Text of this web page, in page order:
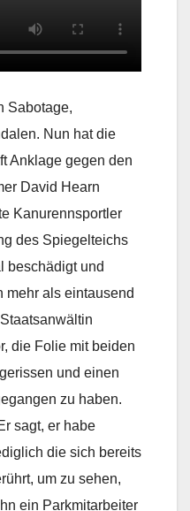
Sabotage,
Nun hat die
Anklage gegen den
David Hearn
Kanurennsportler
des Spiegelteichs
beschädigt und
mehr als eintausend
die Folie mit beiden
und einen
zu haben.
sagt, er habe
die sich bereits
um zu sehen,
ein Parkmitarbeiter